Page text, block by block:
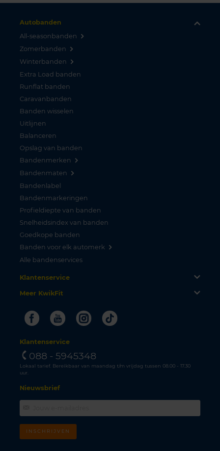
Autobanden
All-seasonbanden
Zomerbanden
Winterbanden
Extra Load banden
Runflat banden
Caravanbanden
Banden wisselen
Uitlijnen
Balanceren
Opslag van banden
Bandenmerken
Bandenmaten
Bandenlabel
Bandenmarkeringen
Profieldiepte van banden
Snelheidsindex van banden
Goedkope banden
Banden voor elk automerk
Alle bandenservices
Klantenservice
Meer KwikFit
FacebookYoutubeInstagram
Tiktok
Klantenservice
088 - 5945348
Lokaal tarief. Bereikbaar van maandag t/m vrijdag tussen 08.00 - 17.30
uur.
Nieuwsbrief
INSCHRIJVEN